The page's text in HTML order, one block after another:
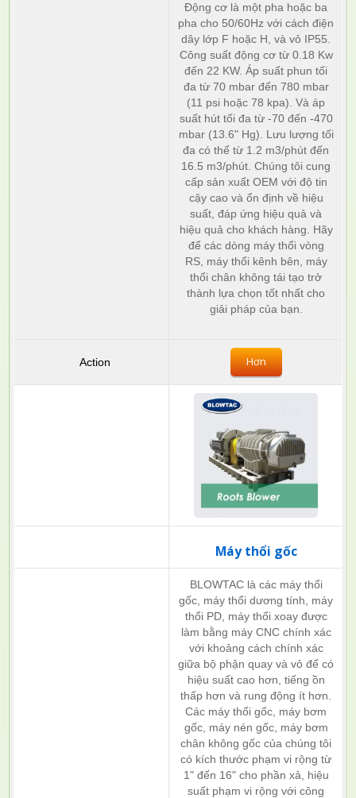
Động cơ là một pha hoặc ba
pha cho 50/60Hz với cách điện
dây lớp F hoặc H, và vỏ IP55.
Công suất động cơ từ 0.18 Kw
đến 22 KW. Áp suất phun tối
đa từ 70 mbar đến 780 mbar
(11 psi hoặc 78 kpa). Và áp
suất hút tối đa từ -70 đến -470
mbar (13.6" Hg). Lưu lượng tối
đa có thể từ 1.2 m3/phút đến
16.5 m3/phút. Chúng tôi cung
cấp sản xuất OEM với độ tin
cậy cao và ổn định về hiệu
suất, đáp ứng hiệu quả và
hiệu quả cho khách hàng. Hãy
để các dòng máy thổi vòng
RS, máy thổi kênh bên, máy
thổi chân không tái tạo trở
thành lựa chọn tốt nhất cho
giải pháp của bạn.
Hơn
Máy thổi gốc
BLOWTAC là các máy thổi
gốc, máy thổi dương tính, máy
thổi PD, máy thổi xoay được
làm bằng máy CNC chính xác
với khoảng cách chính xác
giữa bộ phận quay và vỏ để có
hiệu suất cao hơn, tiếng ồn
thấp hơn và rung động ít hơn.
Các máy thổi gốc, máy bơm
gốc, máy nén gốc, máy bơm
chân không gốc của chúng tôi
có kích thước phạm vi rộng từ
1" đến 16" cho phần xả, hiệu
suất phạm vi rộng với công